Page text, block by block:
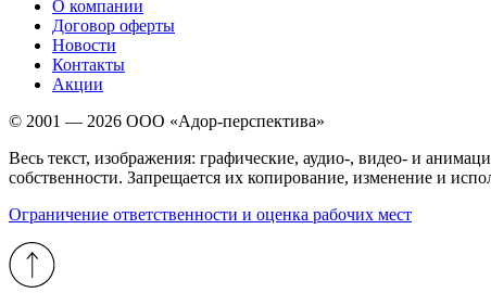
О компании
Договор оферты
Новости
Контакты
Акции
© 2001 — 2026 ООО «Адор-перспектива»
Весь текст, изображения: графические, аудио-, видео- и
собственности. Запрещается их копирование, изменение и
Ограничение ответственности и оценка рабочих мест